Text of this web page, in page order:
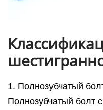
1. Полнозубчатый
Полнозубчатый болт